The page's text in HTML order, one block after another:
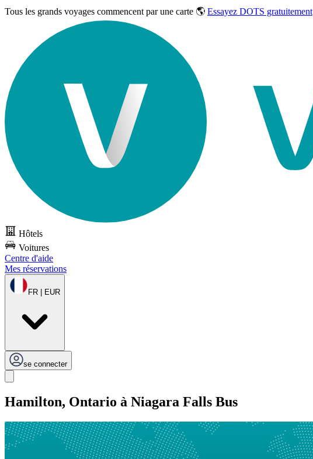
Tous les grands voyages commencent par une carte 🌎 Essayez DOTS gratuitement
Hôtels
Voitures
Centre d'aide
Mes réservations
FR | EUR
se connecter
Hamilton, Ontario à Niagara Falls Bus